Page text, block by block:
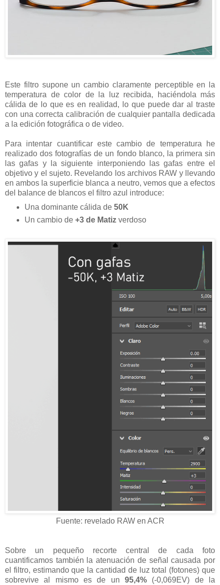
Este filtro supone un cambio claramente perceptible en la
temperatura de color de la luz recibida, haciéndola más
cálida de lo que es en realidad, lo que puede dar al traste
con una correcta calibración de cualquier pantalla dedicada
a la edición fotográfica o de video.
Para intentar cuantificar este cambio de temperatura he
realizado dos fotografías de un fondo blanco, la primera sin
las gafas y la siguiente interponiendo las gafas entre el
objetivo y el sujeto. Revelando los archivos RAW y llevando
en ambos la superficie blanca a neutro, vemos que a efectos
del balance de blancos el filtro azul introduce:
Una dominante cálida de 50K
Un cambio de +3 de Matizverdoso
Fuente: revelado RAW en ACR
Sobre un pequeño recorte central de cada foto
cuantificamos también la atenuación de señal causada por
el filtro, estimando que la cantidad de luz total (fotones) que
sobrevive al mismo es de un 95,4% (-0,069EV) de la